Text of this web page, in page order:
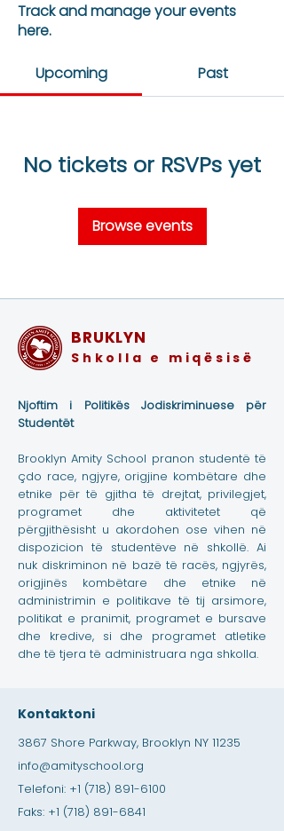
Track and manage your events
here.
Upcoming Past
No tickets or RSVPs yet
Browse events
BRUKLYN
Shkolla e miqësisë
Njoftim i Politikës Jodiskriminuese për
Studentët
Brooklyn Amity School pranon studentë të
çdo race, ngjyre, origjine kombëtare dhe
etnike për të gjitha të drejtat, privilegjet,
programet dhe aktivitetet që
përgjithësisht u akordohen ose vihen në
dispozicion të studentëve në shkollë. Ai
nuk diskriminon në bazë të racës, ngjyrës,
origjinës kombëtare dhe etnike në
administrimin e politikave të tij arsimore,
politikat e pranimit, programet e bursave
dhe kredive, si dhe programet atletike
dhe të tjera të administruara nga shkolla.
Kontaktoni
3867 Shore Parkway, Brooklyn NY 11235
info@amityschool.org
Telefoni: +1 (718) 891-6100
Faks: +1 (718) 891-6841